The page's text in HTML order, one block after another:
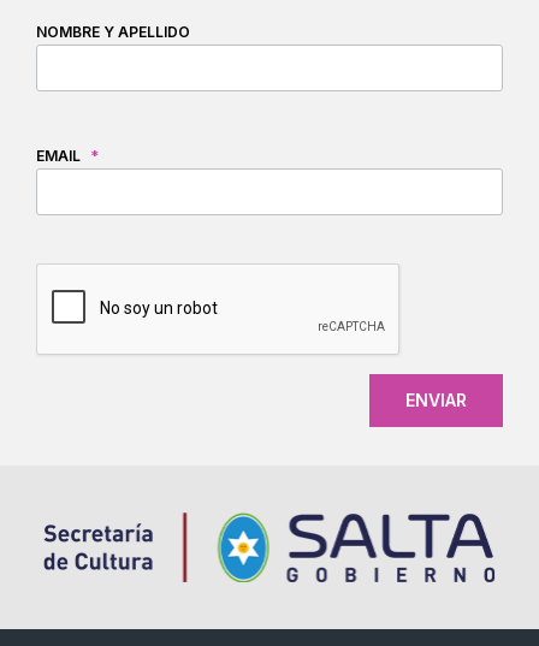
NOMBRE Y APELLIDO
EMAIL *